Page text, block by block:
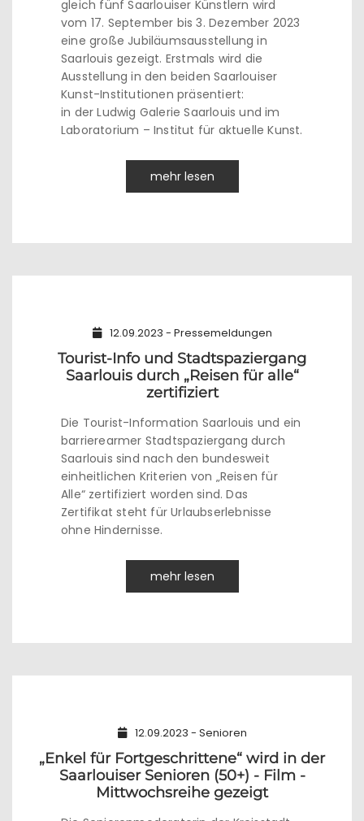
gleich fünf Saarlouiser Künstlern wird
vom 17. September bis 3. Dezember 2023
eine große Jubiläumsausstellung in
Saarlouis gezeigt. Erstmals wird die
Ausstellung in den beiden Saarlouiser
Kunst-Institutionen präsentiert:
in der Ludwig Galerie Saarlouis und im
Laboratorium – Institut für aktuelle Kunst.
mehr lesen
12.09.2023 - Pressemeldungen
Tourist-Info und Stadtspaziergang
Saarlouis durch „Reisen für alle“
zertifiziert
Die Tourist-Information Saarlouis und ein
barrierearmer Stadtspaziergang durch
Saarlouis sind nach den bundesweit
einheitlichen Kriterien von „Reisen für
Alle“ zertifiziert worden sind. Das
Zertifikat steht für Urlaubserlebnisse
ohne Hindernisse.
mehr lesen
12.09.2023 - Senioren
„Enkel für Fortgeschrittene“ wird in der
Saarlouiser Senioren (50+) - Film -
Mittwochsreihe gezeigt